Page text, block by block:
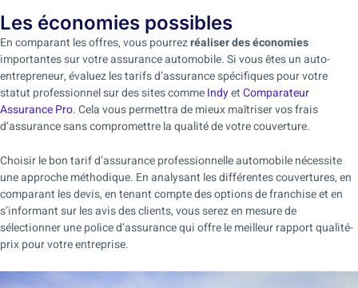
Les économies possibles
En comparant les offres, vous pourrezréaliser des économies
importantes sur votre assurance automobile. Si vous êtes un auto-
entrepreneur, évaluez les tarifs d’assurance spécifiques pour votre
statut professionnel sur des sites commeIndyetComparateur
Assurance Pro. Cela vous permettra de mieux maîtriser vos frais
d’assurance sans compromettre la qualité de votre couverture.
Choisir le bon tarif d’assurance professionnelle automobile nécessite
une approche méthodique. En analysant les différentes couvertures, en
comparant les devis, en tenant compte des options de franchise et en
s’informant sur les avis des clients, vous serez en mesure de
sélectionner une police d’assurance qui offre le meilleur rapport qualité-
prix pour votre entreprise.